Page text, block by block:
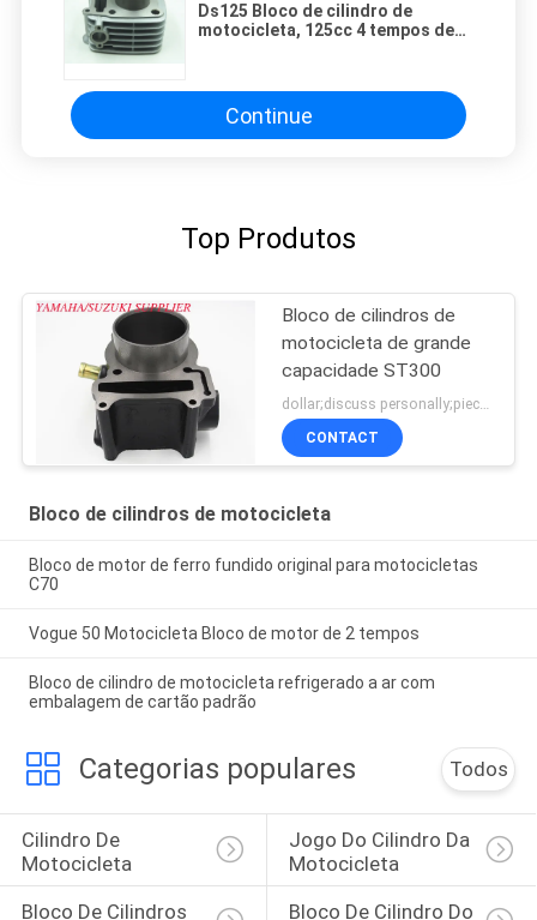
Ds125 Bloco de cilindro de
motocicleta, 125cc 4 tempos de
Continue
Top Produtos
Bloco de cilindros de
motocicleta de grande
capacidade ST300
dollar;discuss personally;piece MOQ:Negociação
CONTACT
Bloco de cilindros de motocicleta
Bloco de motor de ferro fundido original para motocicletas
C70
Vogue 50 Motocicleta Bloco de motor de 2 tempos
Bloco de cilindro de motocicleta refrigerado a ar com
embalagem de cartão padrão
Categorias populares Todos
Cilindro De
Motocicleta
Jogo Do Cilindro Da
Motocicleta
Bloco De Cilindros
Bloco De Cilindro Do